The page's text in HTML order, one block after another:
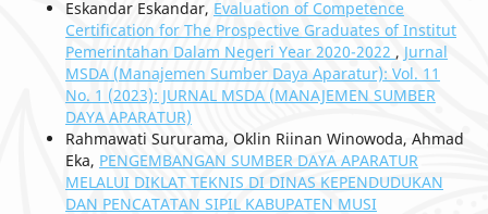
Eskandar Eskandar, Evaluation of Competence
Certification for The Prospective Graduates of Institut
Pemerintahan Dalam Negeri Year 2020-2022 , Jurnal
MSDA (Manajemen Sumber Daya Aparatur): Vol. 11
No. 1 (2023): JURNAL MSDA (MANAJEMEN SUMBER
DAYA APARATUR)
Rahmawati Sururama, Oklin Riinan Winowoda, Ahmad
Eka, PENGEMBANGAN SUMBER DAYA APARATUR
MELALUI DIKLAT TEKNIS DI DINAS KEPENDUDUKAN
DAN PENCATATAN SIPIL KABUPATEN MUSI